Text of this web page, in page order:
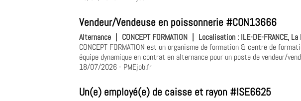
Vendeur/Vendeuse en poissonnerie #CON13666
Alternance CONCEPT FORMATION Localisation : ILE-DE-FRANCE,
CONCEPT FORMATION est un organisme de formation & centre de
équipe dynamique en contrat en alternance pour un poste de vendeur/
18/07/2026- PMEjob.fr
Un(e) employé(e) de caisse et rayon #ISE6625